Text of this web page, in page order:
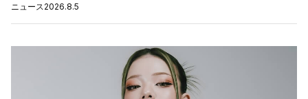
ニュース 2026.8.5